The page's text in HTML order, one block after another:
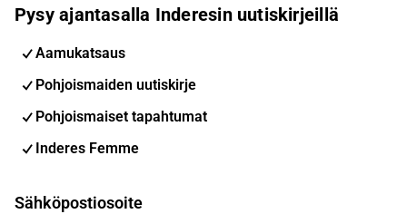
Pysy ajantasalla Inderesin uutiskirjeillä
Aamukatsaus
Pohjoismaiden uutiskirje
Pohjoismaiset tapahtumat
Inderes Femme
Sähköpostiosoite